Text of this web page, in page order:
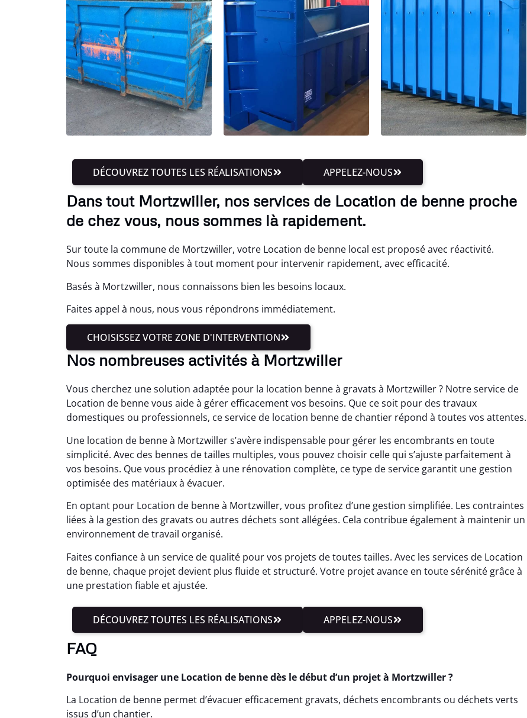
DÉCOUVREZ TOUTES LES RÉALISATIONS APPELEZ-NOUS
Dans tout Mortzwiller, nos services de Location de benne proche
de chez vous, nous sommes là rapidement.
Sur toute la commune de Mortzwiller, votre Location de benne local est proposé avec réactivité.
Nous sommes disponibles à tout moment pour intervenir rapidement, avec efficacité.
Basés à Mortzwiller, nous connaissons bien les besoins locaux.
Faites appel à nous, nous vous répondrons immédiatement.
CHOISISSEZ VOTRE ZONE D'INTERVENTION
Nos nombreuses activités à Mortzwiller
Vous cherchez une solution adaptée pour la location benne à gravats à Mortzwiller ? Notre service de
Location de benne vous aide à gérer efficacement vos besoins. Que ce soit pour des travaux
domestiques ou professionnels, ce service de location benne de chantier répond à toutes vos attentes.
Une location de benne à Mortzwiller s’avère indispensable pour gérer les encombrants en toute
simplicité. Avec des bennes de tailles multiples, vous pouvez choisir celle qui s’ajuste parfaitement à
vos besoins. Que vous procédiez à une rénovation complète, ce type de service garantit une gestion
optimisée des matériaux à évacuer.
En optant pour Location de benne à Mortzwiller, vous profitez d’une gestion simplifiée. Les contraintes
liées à la gestion des gravats ou autres déchets sont allégées. Cela contribue également à maintenir un
environnement de travail organisé.
Faites confiance à un service de qualité pour vos projets de toutes tailles. Avec les services de Location
de benne, chaque projet devient plus fluide et structuré. Votre projet avance en toute sérénité grâce à
une prestation fiable et ajustée.
DÉCOUVREZ TOUTES LES RÉALISATIONS APPELEZ-NOUS
FAQ
Pourquoi envisager une Location de benne dès le début d’un projet à Mortzwiller ?
La Location de benne permet d’évacuer efficacement gravats, déchets encombrants ou déchets verts
issus d’un chantier.